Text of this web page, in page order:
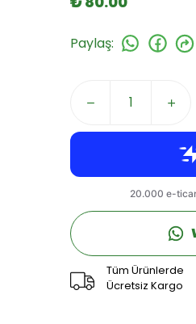
Paylaş:
Tüm Ürünlerde
Ücretsiz Kargo